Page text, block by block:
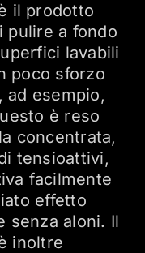
il prodotto
pulire a fondo
lavabili
poco sforzo
ad esempio,
è reso
concentrata,
tensioattivi,
facilmente
effetto
senza aloni. Il
inoltre